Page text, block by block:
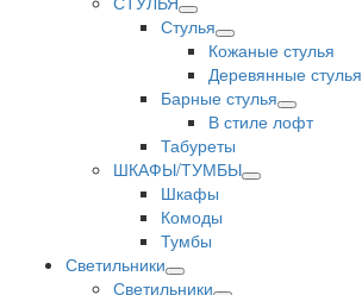
Стулья
Кожаные стулья
Деревянные стулья
Барные стулья
В стиле лофт
Табуреты
ШКАФЫ/ТУМБЫ
Шкафы
Комоды
Тумбы
Светильники
Светильники